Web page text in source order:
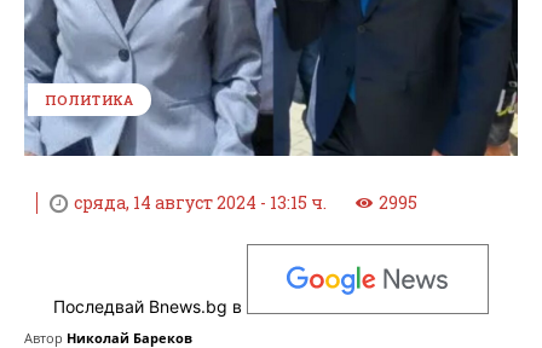
ПОЛИТИКА
сряда, 14 август 2024 - 13:15 ч. 2995
Последвай Bnews.bg в
Автор Николай Бареков